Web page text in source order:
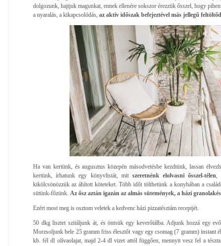
dolgozunk, hajtjuk magunkat, ennek ellenére sokszor érezzük ősszel, hogy
a nyaralás, a kikapcsolódás, az aktív időszak befejeztével más jellegű
Ha van kertünk, és augusztus közepén másodvetésbe kezdtünk, lassan
kertünk, írhatunk egy könyvlistát, mit szeretnénk elolvasni ősszel-télen
kikölcsönözzük az áhított köteteket. Több időt tölthetünk a konyhában a
sütünk-főzünk. Az ősz aztán igazán az almás sütemények, a házi
Ezért most meg is osztom veletek a kedvenc házi pizzatésztám receptjét.
50 dkg lisztet szitáljunk át, és öntsük egy keverőtálba. Adjunk hozzá egy
Morzsoljunk bele 25 gramm friss élesztőt vagy egy csomag (7 gramm) instant
kb. fél dl olívaolajat, majd 2-4 dl vizet attól függően, mennyit vesz fel a